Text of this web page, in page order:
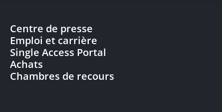
Centre de presse
Emploi et carrière
Single Access Portal
Achats
Chambres de recours